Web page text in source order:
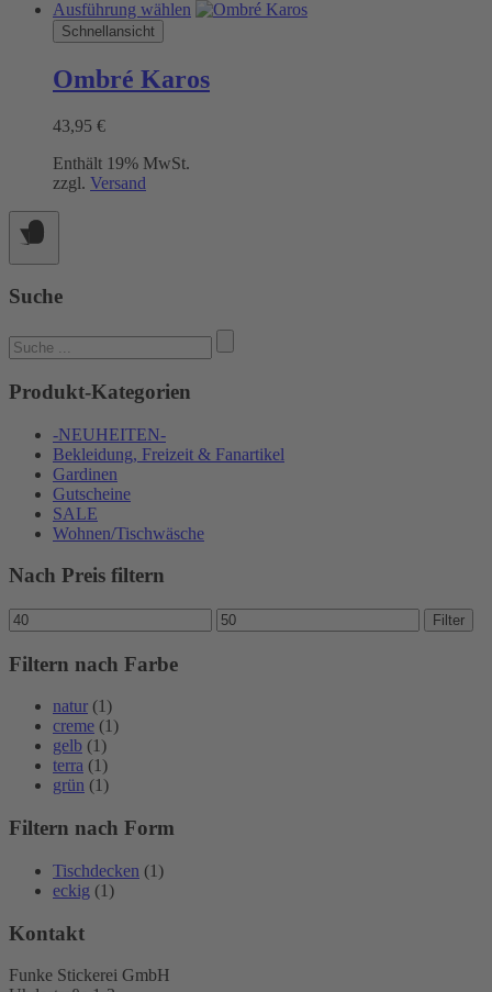
Ausführung wählen Dieses
Varianten
Schnellansicht
Ombré Karos
43,95 €
Enthält 19% MwSt.
zzgl. Versand
Suche
Suchen
nach:
Produkt-Kategorien
-NEUHEITEN-
Bekleidung, Freizeit & Fanartikel
Gardinen
Gutscheine
SALE
Wohnen/Tischwäsche
Nach Preis filtern
Min.
Preis
Max.
Preis
Filter
Filtern nach Farbe
natur (1)
creme (1)
gelb (1)
terra (1)
grün (1)
Filtern nach Form
Tischdecken (1)
eckig (1)
Kontakt
Funke Stickerei GmbH